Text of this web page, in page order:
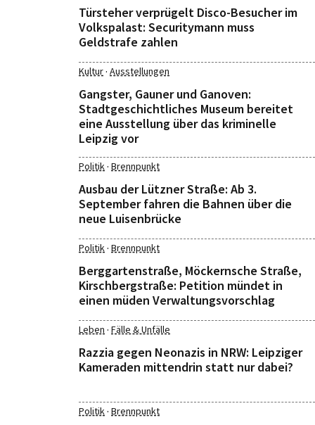
Türsteher verprügelt Disco-Besucher im
Volkspalast: Securitymann muss
Geldstrafe zahlen
Kultur· Ausstellungen
Gangster, Gauner und Ganoven:
Stadtgeschichtliches Museum bereitet
eine Ausstellung über das kriminelle
Leipzig vor
Politik· Brennpunkt
Ausbau der Lützner Straße: Ab 3.
September fahren die Bahnen über die
neue Luisenbrücke
Politik· Brennpunkt
Berggartenstraße, Möckernsche Straße,
Kirschbergstraße: Petition mündet in
einen müden Verwaltungsvorschlag
Leben · Fälle & Unfälle
Razzia gegen Neonazis in NRW: Leipziger
Kameraden mittendrin statt nur dabei?
Politik· Brennpunkt